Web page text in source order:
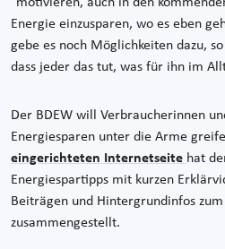
Energie einzusparen, wo es eben
gebe es noch Möglichkeiten dazu,
dass jeder das tut, was für ihn im
Der BDEW will Verbraucherinnen
Energiesparen unter die Arme
eingerichteten Internetseite hat
Energiespartipps mit kurzen
Beiträgen und Hintergrundinfos
zusammengestellt.